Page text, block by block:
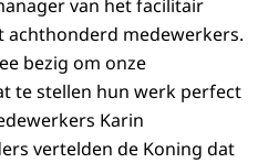
van het facilitair
achthonderd medewerkers.
bezig om onze
te stellen hun werk perfect
Karin
vertelden de Koning dat